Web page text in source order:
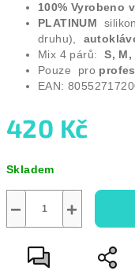
100% Vyrobeno
PLATINUM
silikon
druhu),
Mix 4 párů:
S, M,
Pouze pro
EAN:
420 Kč
cena:
Skladem
+
−